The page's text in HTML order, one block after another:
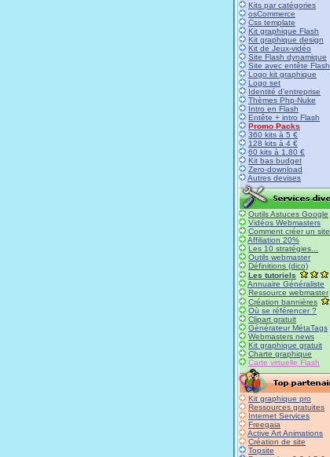
Kits par catégories
osCommerce
Css template
Kit graphique Flash
Kit graphique design
Kit de Jeux-vidéo
Site Flash dynamique
Site avec entête Flash
Logo kit graphique
Logo set
Identité d'entreprise
Thèmes Php-Nuke
Intro en Flash
Entête + intro Flash
Promo Packs
360 kits à 5 €
128 kits à 4 €
60 kits à 1.80 €
Kit bas budget
Zero-download
Autres devises
Outils Astuces Google
Vidéos Webmasters
Comment créer un site
Affiliation 20%
Les 10 stratégies...
Outils webmaster
Définitions (dico)
Les tutoriels
Annuaire Généraliste
Ressource webmaster
Création bannières
Où se référencer ?
Clipart gratuit
Générateur MétaTags
Webmasters news
Kit graphique gratuit
Charte graphique
Carte virtuelle Flash
Kit graphique pro
Ressources gratuites
Internet Services
Freegaia
Active Art Animations
Création de site
Topsite